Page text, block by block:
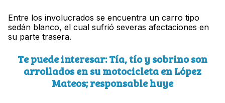
Entre los involucrados se encuentra un carro tipo
sedán blanco, el cual sufrió severas afectaciones en
su parte trasera.
Te puede interesar: Tía, tío y sobrino son
arrollados en su motocicleta en López
Mateos; responsable huye